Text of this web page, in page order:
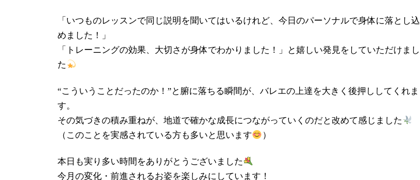
「いつものレッスンで同じ説明を聞いてはいるけれど、今日のパーソナルで身体に落とし込
めました！」
「トレーニングの効果、大切さが身体でわかりました！」と嬉しい発見をしていただけまし
た
“こういうことだったのか！”と腑に落ちる瞬間が、バレエの上達を大きく後押ししてくれま
す。
その気づきの積み重ねが、地道で確かな成長につながっていくのだと改めて感じました
（このことを実感されている方も多いと思います
）
本日も実り多い時間をありがとうございました
今月の変化・前進されるお姿を楽しみにしています！